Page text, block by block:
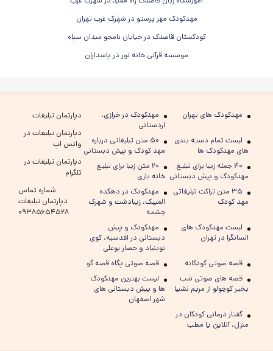
مهدکودک مهر پرستو در شهرک غرب تهران
کودکستان قاصدک در خیابان نامجو میدان سپاه
موسسه قرآنی خانه نور در پاسداران
مهدکودک های تهران
مهدکودک در خرازی،
اردستانی
لیست تمام دسته بندی
های مهدکودک ها
۵۰ متن تبلیغاتی درباره
مهد کودک و پیش دبستانی
۴۰ جمله زیبا برای تبلیغ
مهدکودک و پیش دبستانی
۲۰ متن زیبا برای تبلیغ
خانه بازی
۳۵ متن تراکت تبلیغاتی
مهد کودک
مهدکودک در دهکده
المپیک، زیبادشت و شهرک
چشمه
لیست مهدکودک های
انسانگرا در تهران
مهدکودک و پیش
دبستانی در اقدسیه، کوی
نوبنیاد و حصار بوعلی
قصه صوتی کودکانه
قصه صوتی پگاه قصه گو
قصه های صوتی شب
بخیر کوچولو از مریم نشیبا
لیست بهترین مهدکودک
ها و پیش دبستانی های
شهر اصفهان
گفتار درمانی کودکان در
منزل، آنلاین یا مطب
دپارتمان تبلیغات
دپارتمان تبلیغات در
واتس اپ
دپارتمان تبلیغات در
تلگرام
شماره تماس
دپارتمان تبلیغات
۰۹۳۸۵۶۵۴۵۲۸